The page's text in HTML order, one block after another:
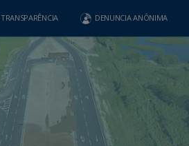
TRANSPARÊNCIA DENUNCIA ANÔNIMA